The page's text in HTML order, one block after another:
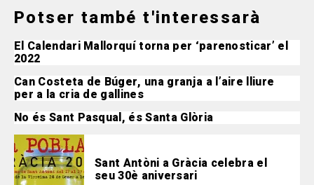
Potser també t'interessarà
El Calendari Mallorquí torna per ‘parenosticar’ el
2022
Can Costeta de Búger, una granja a l’aire lliure
per a la cria de gallines
No és Sant Pasqual, és Santa Glòria
Sant Antòni a Gràcia celebra el
seu 30è aniversari